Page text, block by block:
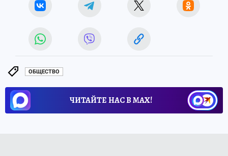
ОБЩЕСТВО
ЧИТАЙТЕ НАС В МАХ!